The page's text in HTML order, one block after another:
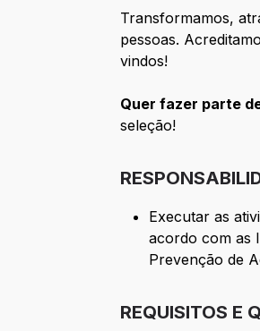
Transformamos,
pessoas.
vindos!
Quer fazer parte
seleção!
Executar as
acordo com as
Prevenção de
REQUISITOS E